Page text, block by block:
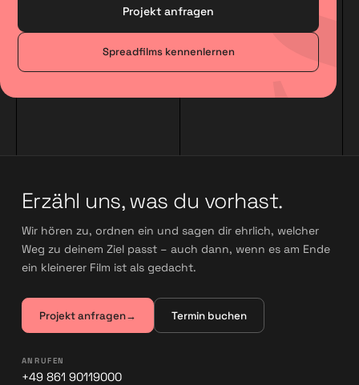
Projekt anfragen
Spreadfilms kennenlernen
Erzähl uns, was du vorhast.
Wir hören zu, ordnen ein und sagen dir ehrlich, welcher
Weg zu deinem Ziel passt – auch dann, wenn es am Ende
ein kleinerer Film ist als gedacht.
Projekt anfragen→ Termin buchen
ANRUFEN
+49 861 90119000